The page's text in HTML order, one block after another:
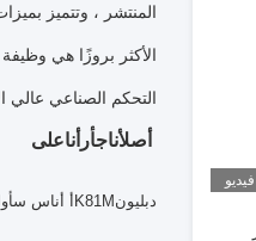
فيديو
المنتشر ، وتتميز
التحكم الصناعي عالي
صلأناجأر أناعلى
دبليون K81M أ أناس س